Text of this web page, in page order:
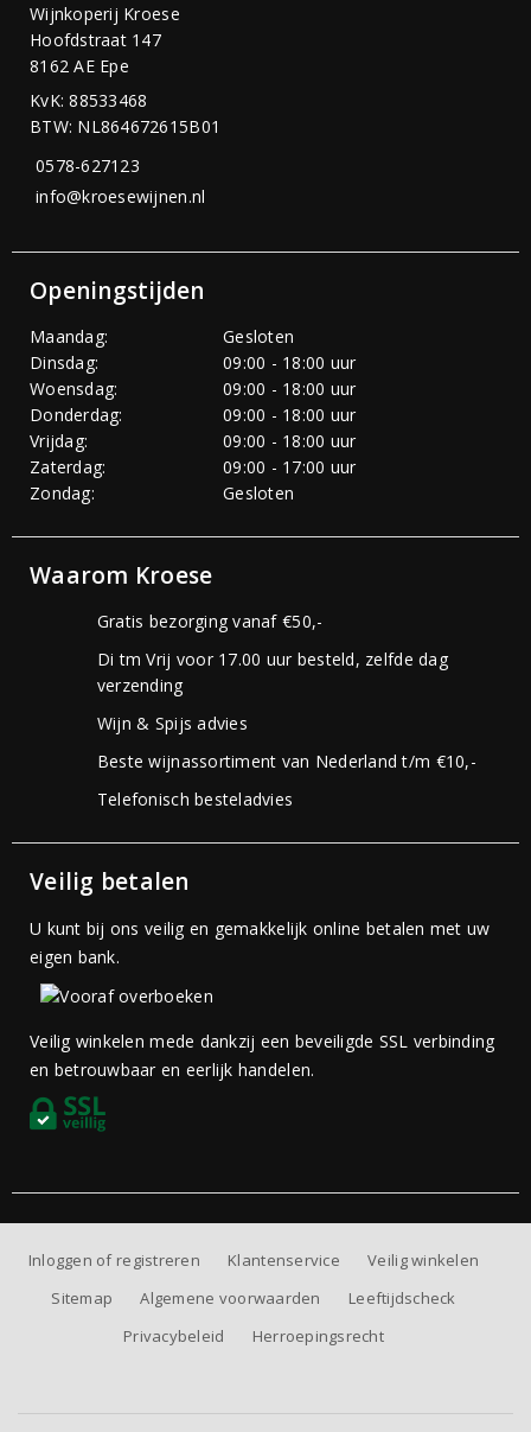
Wijnkoperij Kroese
Hoofdstraat 147
8162 AE Epe
KvK: 88533468
BTW: NL864672615B01
0578-627123
info@kroesewijnen.nl
Openingstijden
Maandag:
Gesloten
Dinsdag:
09:00 - 18:00 uur
Woensdag:
09:00 - 18:00 uur
Donderdag:
09:00 - 18:00 uur
Vrijdag:
09:00 - 18:00 uur
Zaterdag:
09:00 - 17:00 uur
Zondag:
Gesloten
Waarom Kroese
Gratis bezorging vanaf €50,-
Di tm Vrij voor 17.00 uur besteld, zelfde dag
verzending
Wijn & Spijs advies
Beste wijnassortiment van Nederland t/m €10,-
Telefonisch besteladvies
Veilig betalen
U kunt bij ons veilig en gemakkelijk online betalen met uw
eigen bank.
Veilig winkelen mede dankzij een beveiligde SSL verbinding
en betrouwbaar en eerlijk handelen.
Inloggen of registreren Klantenservice
Veilig winkelen
Sitemap
Algemene voorwaarden
Leeftijdscheck
Privacybeleid
Herroepingsrecht